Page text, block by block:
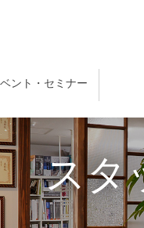
ント・セミナー
スタ